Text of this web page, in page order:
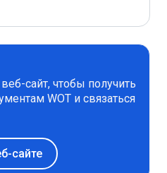
сайт, чтобы получить
WOT и связаться
сайте